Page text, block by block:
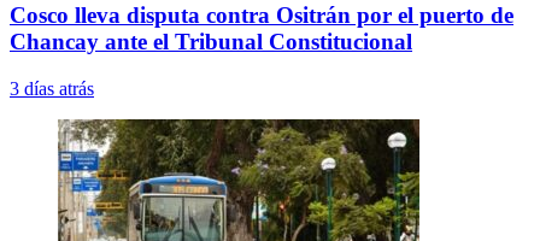
Cosco lleva disputa contra Ositrán por el puerto de
Chancay ante el Tribunal Constitucional
3 días atrás